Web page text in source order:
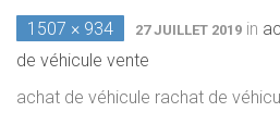
1507 × 934 27 JUILLET 2019 in
de véhicule vente
achat de véhicule rachat de